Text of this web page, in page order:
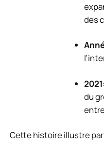
des
2021:
du
Cette histoire illustre